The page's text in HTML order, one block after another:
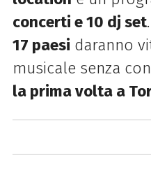
concerti e 10 dj set
17 paesi daranno
musicale senza
la prima volta a